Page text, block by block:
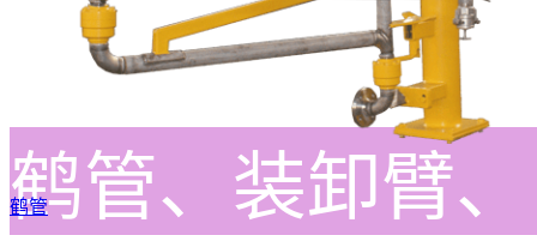
鹤管、装卸臂
鹤管